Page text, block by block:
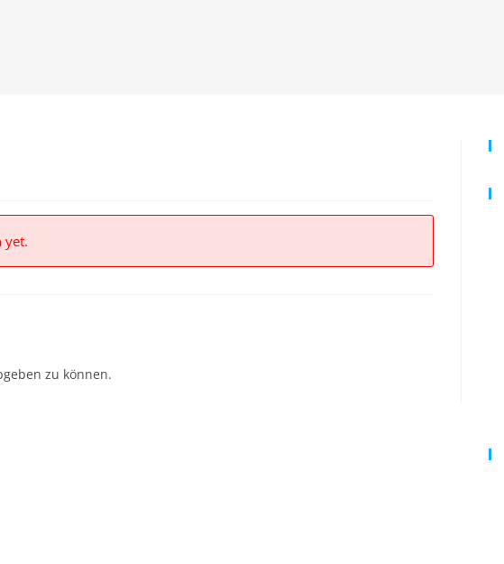
yet.
zu können.